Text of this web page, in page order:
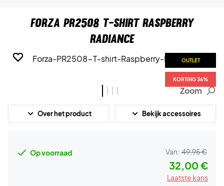
Forza PR2508 T-shirt Raspberry
Radiance
OUTLET
KORTING 36%
OUTLET
KORTING 36%
OUTLET
KORTING 36%
OUTLET
KORTING 36%
Zoom
Over het product Bekijk accessoires
Op voorraad Van: 49,95 €
32,00 €
Laatste kans